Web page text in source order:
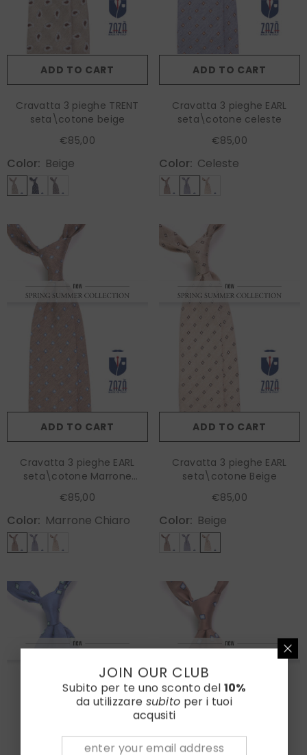
ADD TO CART
Cravatta 3 pieghe TRENT
seta\cotone beige
€85,00
Color: Beige
ADD TO CART
Cravatta 3 pieghe EARL
seta\cotone celeste
€85,00
Color: Celeste
ADD TO CART
Cravatta 3 pieghe EARL
seta\cotone Marrone
chiaro
€85,00
Color: Marrone Chiaro
ADD TO CART
Cravatta 3 pieghe EARL
seta\cotone Beige
€85,00
Color: Beige
JOIN OUR CLUB
Subito per te uno sconto del 10%
da utilizzare subito per i tuoi
acqusiti